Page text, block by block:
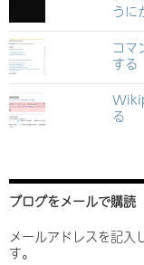
うに
コマ
する
る
ブログをメールで購読
メールアドレスを記入
す。